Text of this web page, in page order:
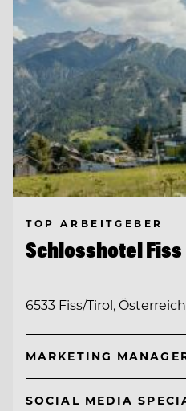
TOP ARBEITGEBER
Schlosshotel Fiss
6533 Fiss/Tirol, Österreich
MARKETING
SOCIAL MEDIA